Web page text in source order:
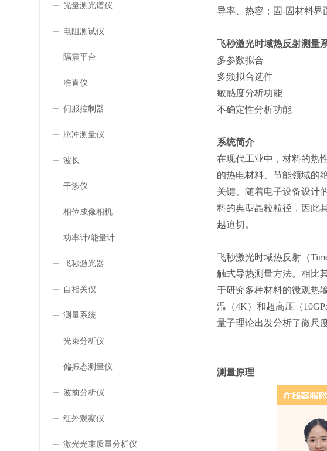
光量测光谱仪
电阻测试仪
隔震平台
准直仪
伺服控制器
脉冲测量仪
波长
干涉仪
相位成像相机
功率计/能量计
飞秒激光器
自相关仪
测量系统
光束分析仪
偏振态测量仪
波前分析仪
红外观察仪
激光光束质量分析仪
导率、热容；固-固材料界
飞秒激光时域热反射测量
多参数拟合
多频拟合选件
敏感度分析功能
不确定性分析功能
系统简介
在现代工业中，材料的热
的热电材料、节能领域的
关键。随着电子设备设计
料的典型晶粒粒径，因此
越迫切。
飞秒激光时域热反射（
触式导热测量方法。相比
于研究多种材料的微观热
温（4K）和超高压（
量子理论出发分析了微尺
测量原理